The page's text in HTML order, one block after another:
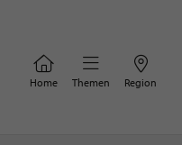
Home Themen Region